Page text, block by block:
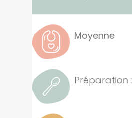
Moyenne
Préparation :